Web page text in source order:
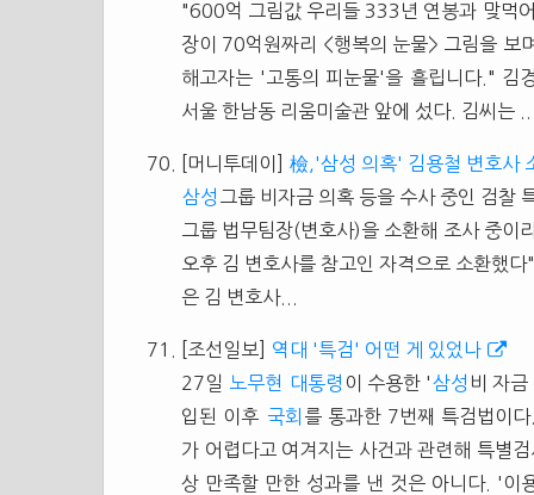
"600억 그림값 우리들 333년 연봉과 맞먹
장이 70억원짜리 <행복의 눈물> 그림을
해고자는 '고통의 피눈물'을 흘립니다."
서울 한남동 리움미술관 앞에 섰다. 김씨는 ..
[머니투데이] 檢,'삼성 의혹' 김용철 변호사
삼성 그룹 비자금 의혹 등을 수사 중인 검찰
그룹 법무팀장(변호사)을 소환해 조사 중
오후 김 변호사를 참고인 자격으로 소환했
은 김 변호사...
[조선일보]
역대 '특검' 어떤 게 있었나
27일
노무현 대통령 이 수용한 '삼성 비 자
입된 이후 국회 를 통과한 7번째 특검법이
가 어렵다고 여겨지는 사건과 관련해 특별
상 만족할 만한 성과를 낸 것은 아니다. '이